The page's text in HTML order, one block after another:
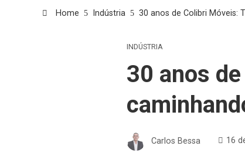
Home Indústria 30 anos de Colibri Móveis:
INDÚSTRIA
30 anos
Carlos Bessa 16